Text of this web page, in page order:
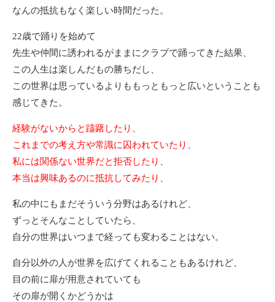
なんの抵抗もなく楽しい時間だった。
22歳で踊りを始めて
先生や仲間に誘われるがままにクラブで踊ってきた結果、
この人生は楽しんだもの勝ちだし、
この世界は思っているよりももっともっと広いということも
感じてきた。
経験がないからと躊躇したり、
これまでの考え方や常識に囚われていたり、
私には関係ない世界だと拒否したり、
本当は興味あるのに抵抗してみたり、
私の中にもまだそういう分野はあるけれど、
ずっとそんなことしていたら、
自分の世界はいつまで経っても変わることはない。
自分以外の人が世界を広げてくれることもあるけれど、
目の前に扉が用意されていても
その扉が開くかどうかは